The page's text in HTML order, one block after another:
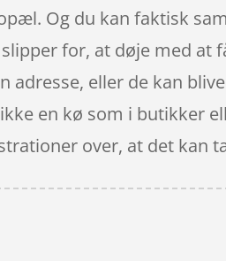
Og du kan faktisk
for, at døje med at
adresse, eller de kan
en kø som i butikker
over, at det kan